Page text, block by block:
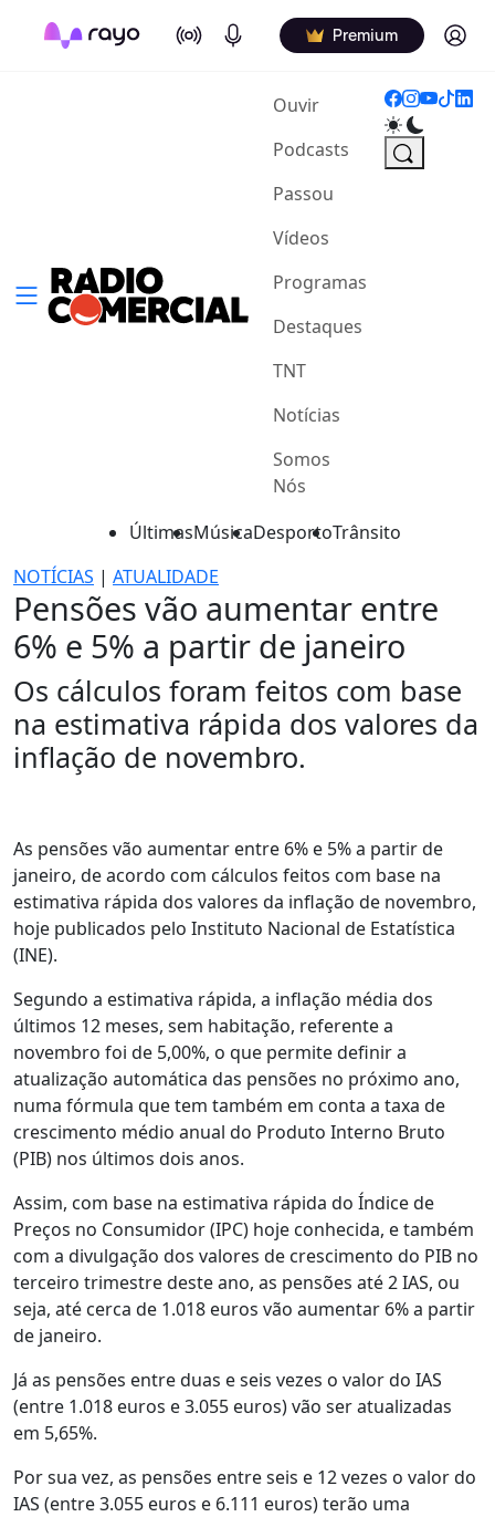
On Air Podcasts Premium Log in
Ouvir(current)
Podcasts
Passou
Vídeos
Programas
Destaques
TNT
Notícias
Somos
Nós
ÚltimasMúsicaDesportoTrânsito
NOTÍCIAS | ATUALIDADE
Pensões vão aumentar entre
6% e 5% a partir de janeiro
Os cálculos foram feitos com base
na estimativa rápida dos valores da
inflação de novembro.
As pensões vão aumentar entre 6% e 5% a partir de
janeiro, de acordo com cálculos feitos com base na
estimativa rápida dos valores da inflação de novembro,
hoje publicados pelo Instituto Nacional de Estatística
(INE).
Segundo a estimativa rápida, a inflação média dos
últimos 12 meses, sem habitação, referente a
novembro foi de 5,00%, o que permite definir a
atualização automática das pensões no próximo ano,
numa fórmula que tem também em conta a taxa de
crescimento médio anual do Produto Interno Bruto
(PIB) nos últimos dois anos.
Assim, com base na estimativa rápida do Índice de
Preços no Consumidor (IPC) hoje conhecida, e também
com a divulgação dos valores de crescimento do PIB no
terceiro trimestre deste ano, as pensões até 2 IAS, ou
seja, até cerca de 1.018 euros vão aumentar 6% a partir
de janeiro.
Já as pensões entre duas e seis vezes o valor do IAS
(entre 1.018 euros e 3.055 euros) vão ser atualizadas
em 5,65%.
Por sua vez, as pensões entre seis e 12 vezes o valor do
IAS (entre 3.055 euros e 6.111 euros) terão uma